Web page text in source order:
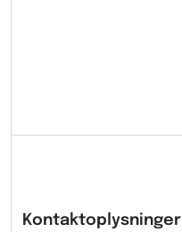
Kontaktoplysninger